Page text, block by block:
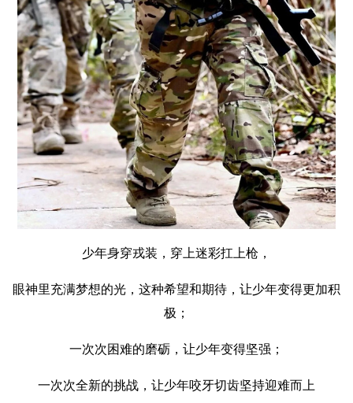
少年身穿戎装，穿上迷彩扛上枪，
眼神里充满梦想的光，这种希望和期待，让少年变得更加积
极；
一次次困难的磨砺，让少年变得坚强；
一次次全新的挑战，让少年咬牙切齿坚持迎难而上